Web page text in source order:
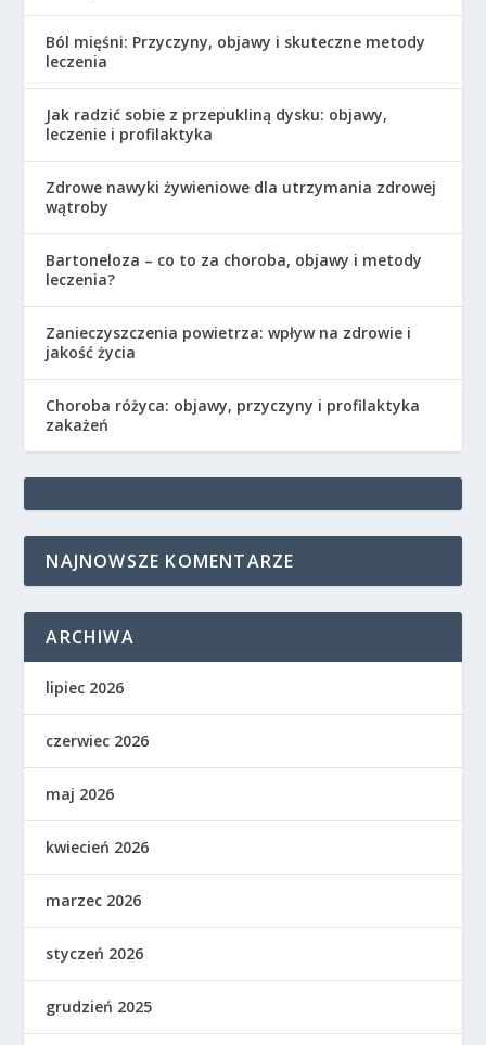
Ból mięśni: Przyczyny, objawy i skuteczne metody
leczenia
Jak radzić sobie z przepukliną dysku: objawy,
leczenie i profilaktyka
Zdrowe nawyki żywieniowe dla utrzymania zdrowej
wątroby
Bartoneloza – co to za choroba, objawy i metody
leczenia?
Zanieczyszczenia powietrza: wpływ na zdrowie i
jakość życia
Choroba różyca: objawy, przyczyny i profilaktyka
zakażeń
NAJNOWSZE KOMENTARZE
ARCHIWA
lipiec 2026
czerwiec 2026
maj 2026
kwiecień 2026
marzec 2026
styczeń 2026
grudzień 2025